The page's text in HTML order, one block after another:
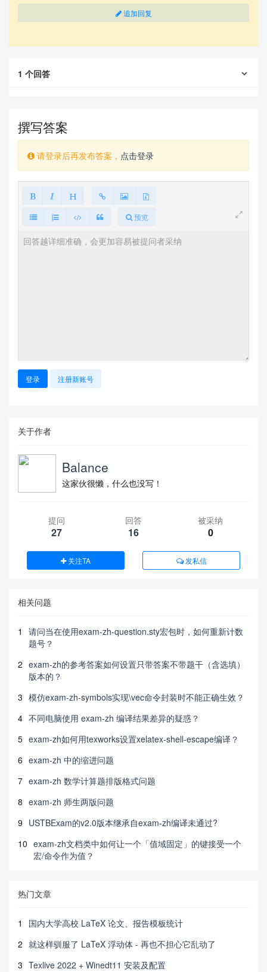
追加回复
1 个回答
撰写答案
请登录后再发布答案， 点击登录
预览
登录 注册新账号
关于作者
Balance
这家伙很懒，什么也没写！
提问
27
回答
16
被采纳
0
关注TA 发私信
相关问题
1
请问当在使用exam-zh-question.sty宏包时，如何重新计数
题号？
2 exam-zh的参考答案如何设置只带答案不带题干（含选填）
版本的？
3 模仿exam-zh-symbols实现\vec命令封装时不能正确生效？
4 不同电脑使用 exam-zh 编译结果差异的疑惑？
5 exam-zh如何用texworks设置xelatex-shell-escape编译？
6 exam-zh 中的缩进问题
7 exam-zh 数学计算题排版格式问题
8 exam-zh 师生两版问题
9 USTBExam的v2.0版本继承自exam-zh编译未通过?
10 exam-zh文档类中如何让一个「值域固定」的键接受一个
宏/命令作为值？
热门文章
1
国内大学高校 LaTeX 论文、报告模板统计
2 就这样驯服了 LaTeX 浮动体 - 再也不担心它乱动了
3 Texlive 2022 + Winedt11 安装及配置